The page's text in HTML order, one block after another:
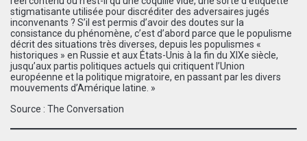
stigmatisante utilisée pour discréditer des adversaires jugés
inconvenants ? S’il est permis d’avoir des doutes sur la
consistance du phénomène, c’est d’abord parce que le populisme
décrit des situations très diverses, depuis les populismes «
historiques » en Russie et aux États-Unis à la fin du XIXe siècle,
jusqu’aux partis politiques actuels qui critiquent l’Union
européenne et la politique migratoire, en passant par les divers
mouvements d’Amérique latine. »
Source : The Conversation